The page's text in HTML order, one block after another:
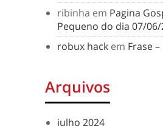
ribinha em Pagina
Pequeno do dia 07/
robux hack em Frase
Arquivos
julho 2024